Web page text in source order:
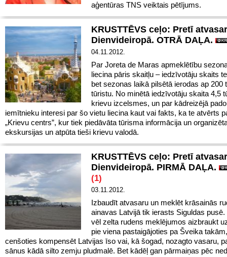
aģentūras TNS veiktais pētījums.
KRUSTTĒVS ceļo: Pretī
Dienvideiropā. OTRĀ DAĻA.
04.11.2012.
Par Joreta de Maras apmeklētību
liecina pāris skaitļu – iedzīvotāju skaits
bet sezonas laikā pilsētā ierodas ap 200
tūristu. No minētā iedzīvotāju skaita 4,5
krievu izcelsmes, un par kādreizējā
iemītnieku interesi par šo vietu liecina kaut vai fakts, ka te atvērts
„Krievu centrs”, kur tiek piedāvāta tūrisma informācija un
ekskursijas un atpūta tieši krievu valodā.
KRUSTTĒVS ceļo: Pretī
Dienvideiropā. PIRMĀ DAĻA.
(1)
03.11.2012.
Izbaudīt atvasaru un meklēt krāsainās
ainavas Latvijā tik ierasts Siguldas
vēl zelta rudens meklējumos aizbraukt
pie viena pastaigājoties pa Šveika
cenšoties kompensēt Latvijas īso vai, kā šogad, nozagto vasaru,
sānus kādā silto zemju pludmalē. Bet kādēļ gan pārmaiņas pēc